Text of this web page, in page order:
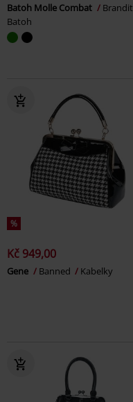
Batoh Molle Combat
Brandit
Batoh
%
Kč 949,00
Gene Banned Kabelky